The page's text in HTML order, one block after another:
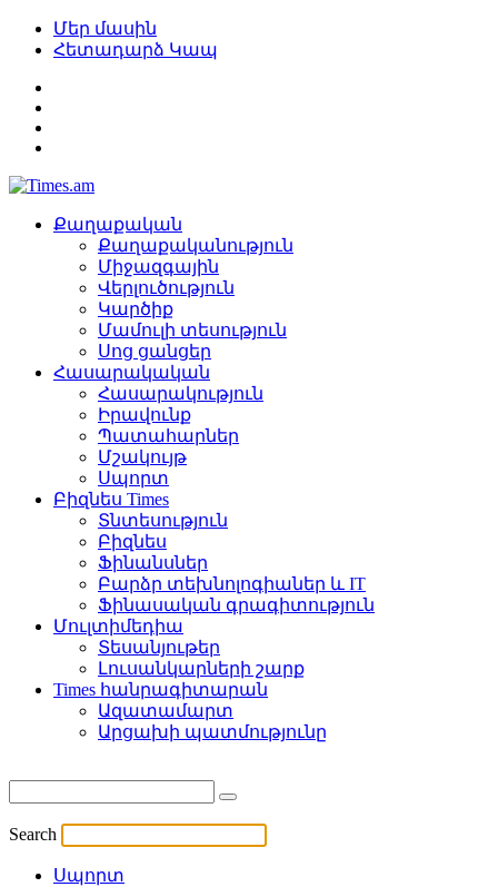
Մեր մասին
Հետադարձ Կապ
Քաղաքական
Քաղաքականություն
Միջազգային
Վերլուծություն
Կարծիք
Մամուլի տեսություն
Սոց ցանցեր
Հասարակական
Հասարակություն
Իրավունք
Պատահարներ
Մշակույթ
Սպորտ
Բիզնես Times
Տնտեսություն
Բիզնես
Ֆինանսներ
Բարձր տեխնոլոգիաներ և IT
Ֆինասական գրագիտություն
Մուլտիմեդիա
Տեսանյութեր
Լուսանկարների շարք
Times հանրագիտարան
Ազատամարտ
Արցախի պատմությունը
Search
Սպորտ